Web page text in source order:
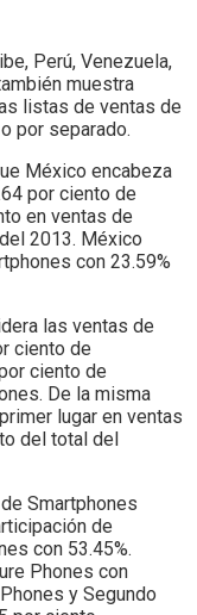
Perú, Venezuela,
muestra
listas de ventas de
por separado.
México encabeza
por ciento de
en ventas de
2013. México
con 23.59%
las ventas de
ciento de
ciento de
De la misma
lugar en ventas
del total del
Smartphones
de
con 53.45%.
Phones con
y Segundo